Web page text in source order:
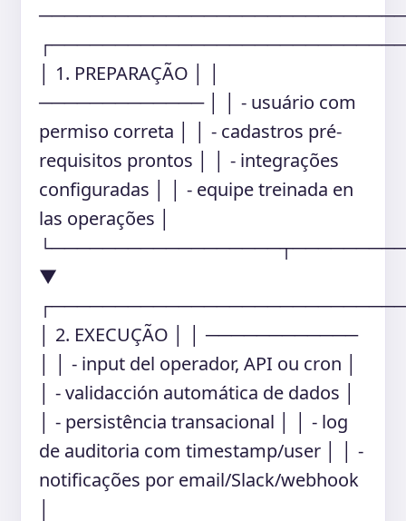
│ 1. PREPARAÇÃO │ │
───────────── │ │ - usuário com
permiso correta │ │ - cadastros pré-
requisitos prontos │ │ - integrações
configuradas │ │ - equipe treinada en
las operações │
▼
│ 2. EXECUÇÃO │ │ ────────────
│ │ - input del operador, API ou cron │
│ - validacción automática de dados │
│ - persistência transacional │ │ - log
de auditoria com timestamp/user │ │ -
notificações por email/Slack/webhook